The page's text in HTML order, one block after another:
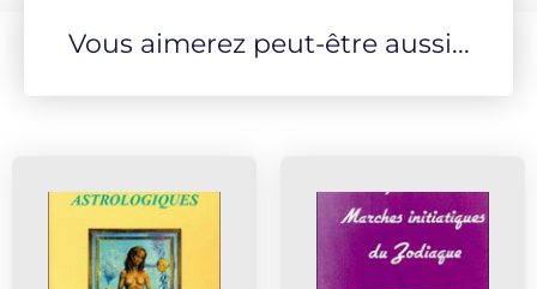
Vous aimerez peut-être aussi...